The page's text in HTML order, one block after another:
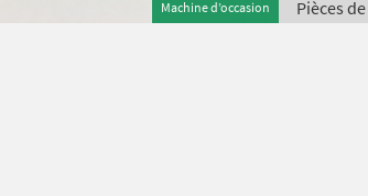
Machine d’occasion Pièces